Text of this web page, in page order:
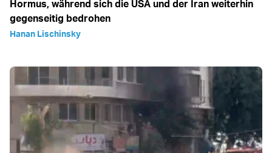
Hormus, während sich die USA und der Iran weiterhin
gegenseitig bedrohen
Hanan Lischinsky